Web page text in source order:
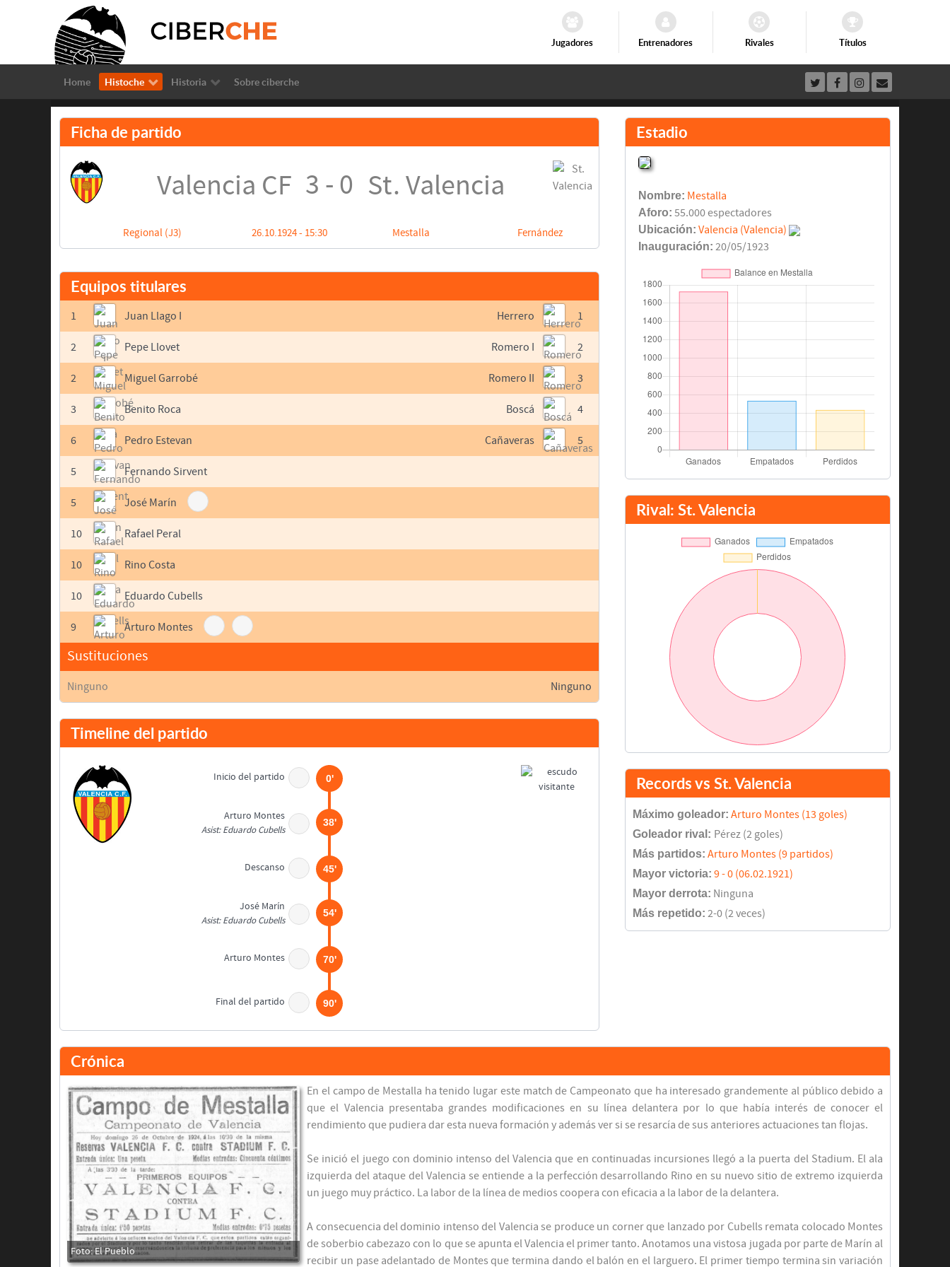
Jugadores Entrenadores Rivales Títulos
Home Histoche Historia Sobre ciberche
Ficha de partido
Valencia CF 3 - 0 St. Valencia
Regional (J3) 26.10.1924 - 15:30 Mestalla Fernández
Equipos titulares
1 Juan Llago I
2 Pepe Llovet
2 Miguel Garrobé
3 Benito Roca
6 Pedro Estevan
5 Fernando Sirvent
5 José Marín
10 Rafael Peral
10 Rino Costa
10 Eduardo Cubells
9 Arturo Montes
Sustituciones
Ninguno
1
Herrero
2
Romero I
3
Romero II
4
Boscá
5
Cañaveras
Ninguno
Timeline del partido
Inicio del partido 0'
Arturo Montes
Asist: Eduardo Cubells
38'
Descanso 45'
José Marín
Asist: Eduardo Cubells
54'
Arturo Montes 70'
Final del partido 90'
Estadio
Nombre: Mestalla
Aforo: 55.000 espectadores
Ubicación: Valencia (Valencia)
Inauguración: 20/05/1923
Rival: St. Valencia
Records vs St. Valencia
Máximo goleador: Arturo Montes (13 goles)
Goleador rival: Pérez (2 goles)
Más partidos: Arturo Montes (9 partidos)
Mayor victoria: 9 - 0 (06.02.1921)
Mayor derrota: Ninguna
Más repetido: 2-0 (2 veces)
Crónica
En el campo de Mestalla ha tenido lugar este match de Campeonato que ha interesado grandemente al público debido a
que el Valencia presentaba grandes modificaciones en su línea delantera por lo que había interés de conocer el
rendimiento que pudiera dar esta nueva formación y además ver si se resarcía de sus anteriores actuaciones tan flojas.
Se inició el juego con dominio intenso del Valencia que en continuadas incursiones llegó a la puerta del Stadium. El ala
izquierda del ataque del Valencia se entiende a la perfección desarrollando Rino en su nuevo sitio de extremo izquierda
un juego muy práctico. La labor de la línea de medios coopera con eficacia a la labor de la delantera.
A consecuencia del dominio intenso del Valencia se produce un corner que lanzado por Cubells remata colocado Montes
de soberbio cabezazo con lo que se apunta el Valencia el primer tanto. Anotamos una vistosa jugada por parte de Marín al
recibir un pase adelantado de Montes que termina dando el balón en el larguero. El primer tiempo termina sin variación